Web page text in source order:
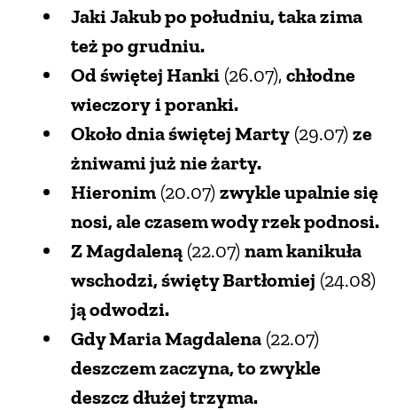
Jaki Jakub po południu, taka zima
też po grudniu.
Od świętej Hanki(26.07),chłodne
wieczoryi poranki.
Około dnia świętej Marty(29.07)ze
żniwami już nie żarty.
Hieronim(20.07)zwykle upalnie się
nosi, ale czasem wody rzek podnosi.
Z Magdaleną(22.07)nam kanikuła
wschodzi, święty Bartłomiej (24.08)
ją odwodzi.
Gdy Maria Magdalena(22.07)
deszczem zaczyna, to zwykle
deszcz dłużej trzyma.